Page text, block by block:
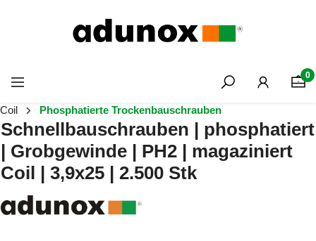
0
Coil Phosphatierte Trockenbauschrauben
Schnellbauschrauben | phosphatiert
| Grobgewinde | PH2 | magaziniert
Coil | 3,9x25 | 2.500 Stk